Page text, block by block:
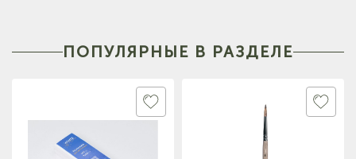
ПОПУЛЯРНЫЕ В РАЗДЕЛЕ